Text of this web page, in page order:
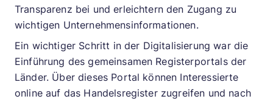
Transparenz bei und erleichtern den Zugang zu
wichtigen Unternehmensinformationen.
Ein wichtiger Schritt in der Digitalisierung war die
Einführung des gemeinsamen Registerportals der
Länder. Über dieses Portal können Interessierte
online auf das Handelsregister zugreifen und nach